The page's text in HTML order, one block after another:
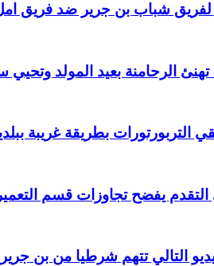
لفريق شباب بن جرير ضد فريق
تهنئ الرحامنة بعيد المولد
التربورتورات بطريقة غريبة
يفضح تجاوزات قسم التعمير
التالي تتهم شرطيا من بن جرير